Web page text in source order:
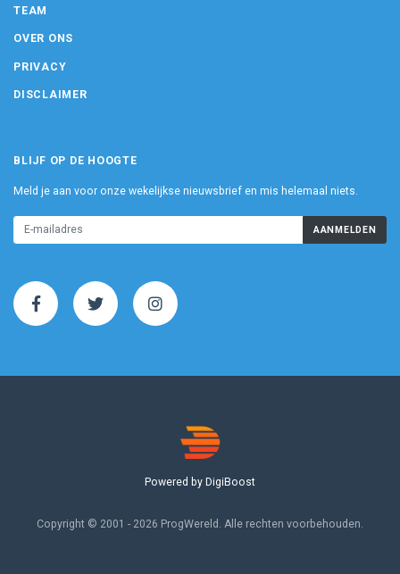
TEAM
OVER ONS
PRIVACY
DISCLAIMER
BLIJF OP DE HOOGTE
Meld je aan voor onze wekelijkse nieuwsbrief en mis helemaal niets.
AANMELDEN
Powered by DigiBoost
Copyright © 2001 - 2026 ProgWereld. Alle rechten voorbehouden.